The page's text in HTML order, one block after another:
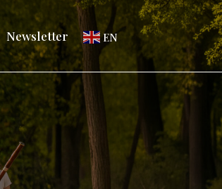
Newsletter EN